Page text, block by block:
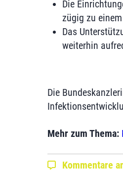
Die
zügig zu
Das
weiterhin
Die
Mehr zum Thema:
Kommentare